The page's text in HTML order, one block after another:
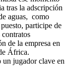
tras la adscripción
aguas, como
participe de
de la empresa en
África.
un jugador clave en